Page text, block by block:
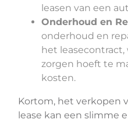
leasen van een
Onderhoud en
onderhoud en
het leasecontract,
zorgen hoeft te
kosten.
Kortom, het verkopen
lease kan een slimme